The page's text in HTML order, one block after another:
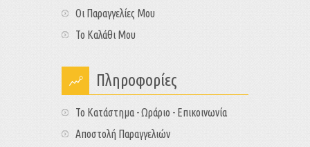
Οι Παραγγελίες Μου
Το Καλάθι Μου
Πληροφορίες
Το Κατάστημα - Ωράριο - Επικοινωνία
Αποστολή Παραγγελιών